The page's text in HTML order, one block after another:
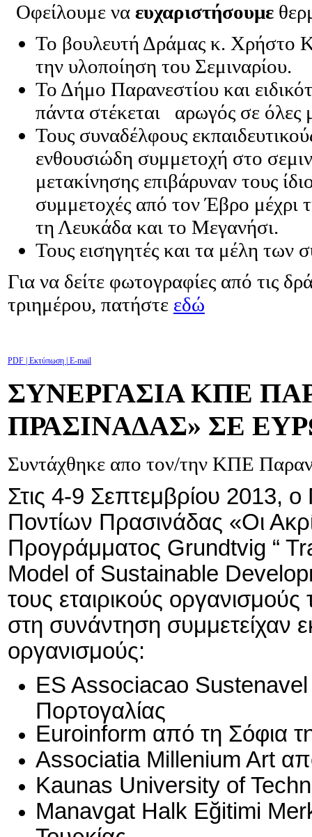
Οφείλουμε να ευχαριστήσουμε
Το βουλευτή Δράμας κ. Χρήστο
την υλοποίηση του Σεμιναρίου.
Το Δήμο Παρανεστίου και
πάντα στέκεται αρωγός σε όλες
Τους συναδέλφους
ενθουσιώδη συμμετοχή στο
μετακίνησης επιβάρυναν τους
συμμετοχές από τον Έβρο
τη Λευκάδα και το Μεγανήσι.
Τους εισηγητές και τα μέλη
Για να δείτε φωτογραφίες από τις
τριημέρου, πατήστε εδώ
PDF | Εκτύπωση | E-mail
ΣΥΝΕΡΓΑΣΙΑ ΚΠΕ
ΠΡΑΣΙΝΑΔΑΣ» ΣΕ
Συντάχθηκε απο τον/την ΚΠΕ
Στις 4-9 Σεπτεμβρίου 2013, ο
Ποντίων Πρασινάδας «Οι
Προγράμματος Grundtvig “
Model of Sustainable
τους εταιρικούς
στη συνάντηση
οργανισμούς:
ES Associacao
Πορτογαλίας
Euroinform από τη Σόφια
Associatia Millenium Art
Kaunas University of
Manavgat Halk Eğitimi